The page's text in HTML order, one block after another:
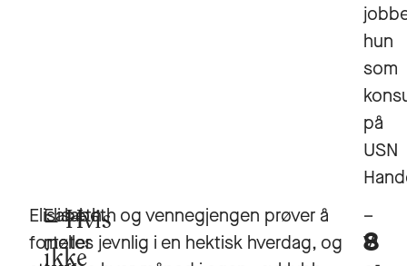
hun
som
på
USN
Elisabeth
forteller
Hvis
ikke
Elisabeth og vennegjengen prøver å
møtes jevnlig i en hektisk hverdag, og
–
Vi
8